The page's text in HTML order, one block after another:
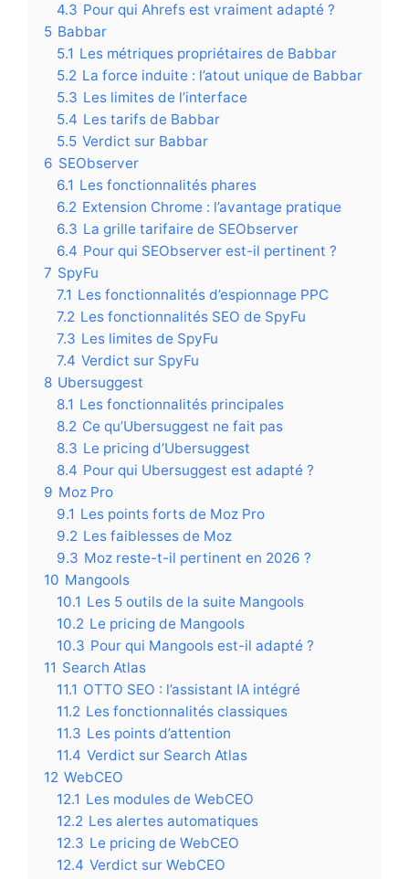
4.3 Pour qui Ahrefs est vraiment adapté ?
5 Babbar
5.1 Les métriques propriétaires de Babbar
5.2 La force induite : l’atout unique de Babbar
5.3 Les limites de l’interface
5.4 Les tarifs de Babbar
5.5 Verdict sur Babbar
6 SEObserver
6.1 Les fonctionnalités phares
6.2 Extension Chrome : l’avantage pratique
6.3 La grille tarifaire de SEObserver
6.4 Pour qui SEObserver est-il pertinent ?
7 SpyFu
7.1 Les fonctionnalités d’espionnage PPC
7.2 Les fonctionnalités SEO de SpyFu
7.3 Les limites de SpyFu
7.4 Verdict sur SpyFu
8 Ubersuggest
8.1 Les fonctionnalités principales
8.2 Ce qu’Ubersuggest ne fait pas
8.3 Le pricing d’Ubersuggest
8.4 Pour qui Ubersuggest est adapté ?
9 Moz Pro
9.1 Les points forts de Moz Pro
9.2 Les faiblesses de Moz
9.3 Moz reste-t-il pertinent en 2026 ?
10 Mangools
10.1 Les 5 outils de la suite Mangools
10.2 Le pricing de Mangools
10.3 Pour qui Mangools est-il adapté ?
11 Search Atlas
11.1 OTTO SEO : l’assistant IA intégré
11.2 Les fonctionnalités classiques
11.3 Les points d’attention
11.4 Verdict sur Search Atlas
12 WebCEO
12.1 Les modules de WebCEO
12.2 Les alertes automatiques
12.3 Le pricing de WebCEO
12.4 Verdict sur WebCEO